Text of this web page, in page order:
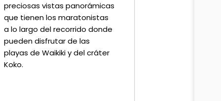
preciosas vistas panorámicas
que tienen los maratonistas
a lo largo del recorrido donde
pueden disfrutar de las
playas de Waikiki y del cráter
Koko.